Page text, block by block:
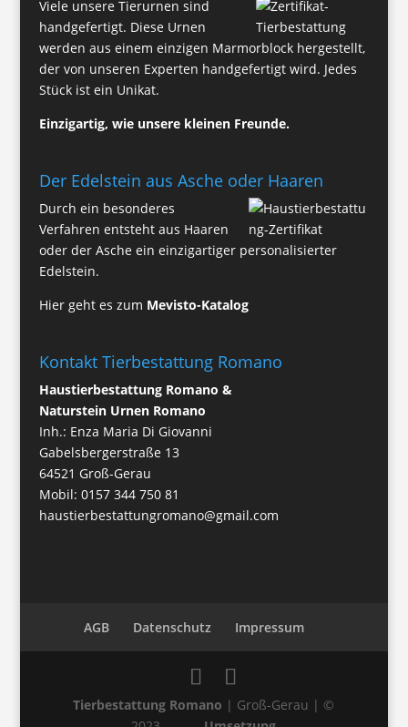
Viele unsere Tier­urnen sind
hand­gefertigt. Diese Urnen
werden aus einem einzigen Marmor­block her­gestellt,
der von unseren Experten hand­gefertigt wird. Jedes
Stück ist ein Unikat.
Einzigartig, wie unsere kleinen Freunde.
Der Edelstein aus Asche oder Haaren
Durch ein besonderes
Verfahren entsteht aus Haaren
oder der Asche ein einzigartiger personalisierter
Edelstein.
Hier geht es zum Mevisto-Katalog
Kontakt Tierbestattung Romano
Haustierbestattung Romano &
Naturstein Urnen Romano
Inh.: Enza Maria Di Giovanni
Gabelsbergerstraße 13
64521 Groß-Gerau
Mobil: 0157 344 750 81
haustierbestattungromano@gmail.com
AGB Datenschutz Impressum
Tierbestattung Romano | Groß-Gerau | ©